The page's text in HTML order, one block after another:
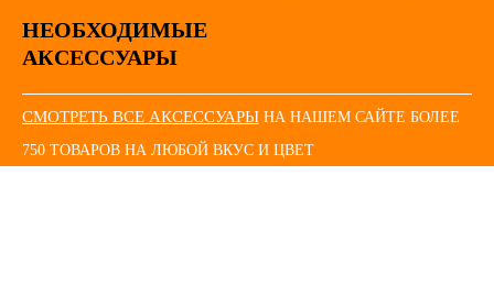
НЕОБХОДИМЫЕ
АКСЕССУАРЫ
СМОТРЕТЬ ВСЕ АКСЕССУАРЫ НА НАШЕМ САЙТЕ БОЛЕЕ
750 ТОВАРОВ НА ЛЮБОЙ ВКУС И ЦВЕТ